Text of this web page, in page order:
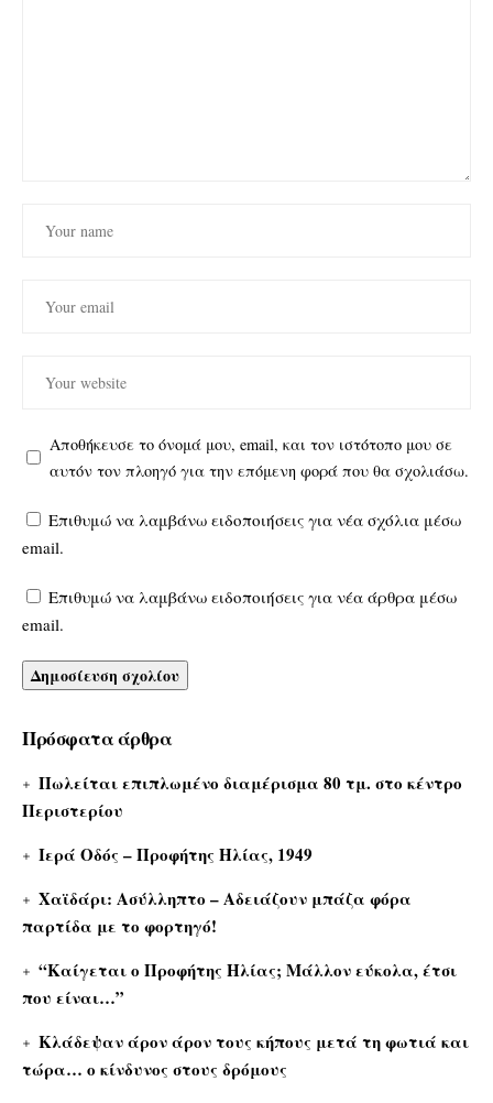
Αποθήκευσε το όνομά μου, email, και τον ιστότοπο μου σε
αυτόν τον πλοηγό για την επόμενη φορά που θα σχολιάσω.
Επιθυμώ να λαμβάνω ειδοποιήσεις για νέα σχόλια μέσω
email.
Επιθυμώ να λαμβάνω ειδοποιήσεις για νέα άρθρα μέσω
email.
Πρόσφατα άρθρα
Πωλείται επιπλωμένο διαμέρισμα 80 τμ. στο κέντρο
Περιστερίου
Ιερά Οδός – Προφήτης Ηλίας, 1949
Χαϊδάρι: Ασύλληπτο – Αδειάζουν μπάζα φόρα
παρτίδα με το φορτηγό!
“Καίγεται ο Προφήτης Ηλίας; Μάλλον εύκολα, έτσι
που είναι…”
Κλάδεψαν άρον άρον τους κήπους μετά τη φωτιά και
τώρα… ο κίνδυνος στους δρόμους